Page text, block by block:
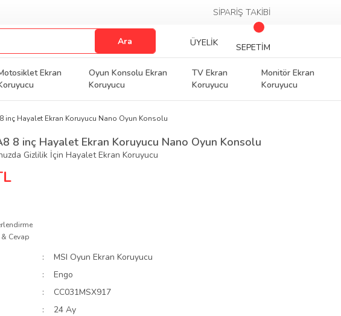
SİPARİŞ TAKİBİ
Ara ÜYELİK SEPETİM
Ekran
Oyun Konsolu Ekran
Koruyucu
TV Ekran
Koruyucu
Monitör Ekran
Koruyucu
inç Hayalet Ekran Koruyucu Nano Oyun Konsolu
8 inç Hayalet Ekran Koruyucu Nano Oyun Konsolu
Gizlilik İçin Hayalet Ekran Koruyucu
Cevap
MSI Oyun Ekran Koruyucu
Engo
CC031MSX917
24 Ay